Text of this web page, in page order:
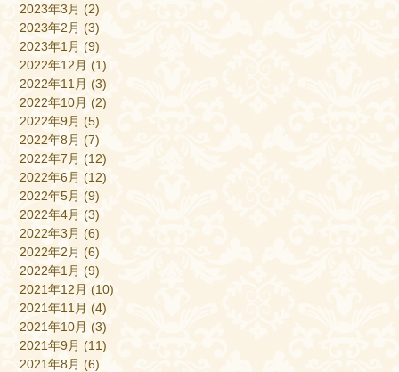
2023年3月 (2)
2023年2月 (3)
2023年1月 (9)
2022年12月 (1)
2022年11月 (3)
2022年10月 (2)
2022年9月 (5)
2022年8月 (7)
2022年7月 (12)
2022年6月 (12)
2022年5月 (9)
2022年4月 (3)
2022年3月 (6)
2022年2月 (6)
2022年1月 (9)
2021年12月 (10)
2021年11月 (4)
2021年10月 (3)
2021年9月 (11)
2021年8月 (6)